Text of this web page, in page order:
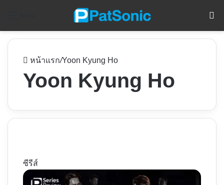
หน้าแรก/Yoon Kyung Ho
Yoon Kyung Ho
ซีรีส์